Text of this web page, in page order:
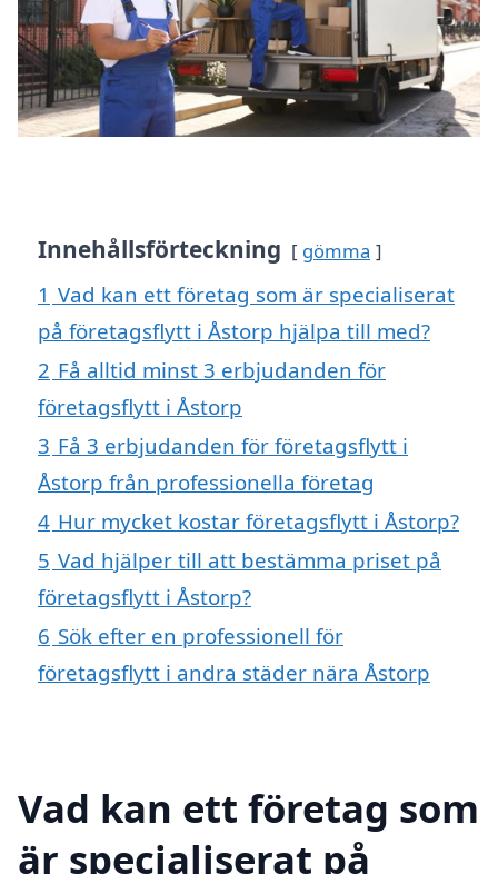
Innehållsförteckning gömma
1 Vad kan ett företag som är specialiserat
på företagsflytt i Åstorp hjälpa till med?
2 Få alltid minst 3 erbjudanden för
företagsflytt i Åstorp
3 Få 3 erbjudanden för företagsflytt i
Åstorp från professionella företag
4 Hur mycket kostar företagsflytt i Åstorp?
5 Vad hjälper till att bestämma priset på
företagsflytt i Åstorp?
6 Sök efter en professionell för
företagsflytt i andra städer nära Åstorp
Vad kan ett företag som
är specialiserat på